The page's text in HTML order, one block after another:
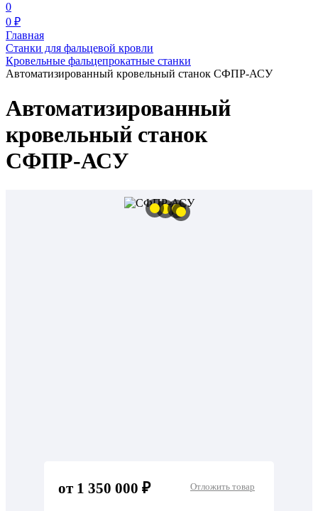
0
0 ₽
Главная
Станки для фальцевой кровли
Кровельные фальцепрокатные станки
Автоматизированный кровельный станок СФПР-АСУ
Автоматизированный
кровельный станок
СФПР-АСУ
от 1 350 000 ₽ Отложить товар